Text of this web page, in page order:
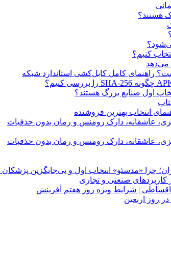
هستند؟
کنیم؟
انتخاب بهترین فروشنده
چرا «مدسئو» انتخاب اول و بی‌جایگزین
کاربردهای صنعتی و تجاری
| شرایط ویژه روز هفتم آفرینش
روز اربعین